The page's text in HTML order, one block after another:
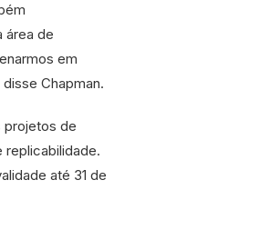
área de
em
Chapman.
projetos de
até 31 de